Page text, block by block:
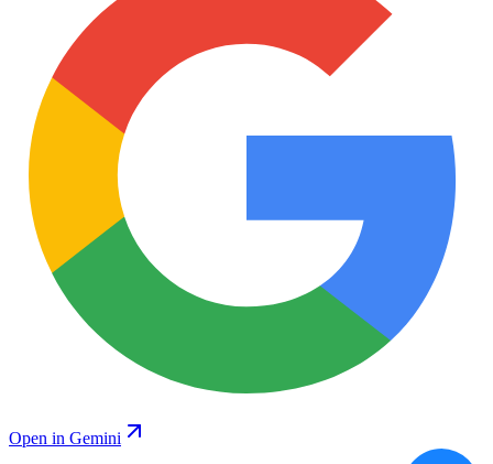
Open in Gemini